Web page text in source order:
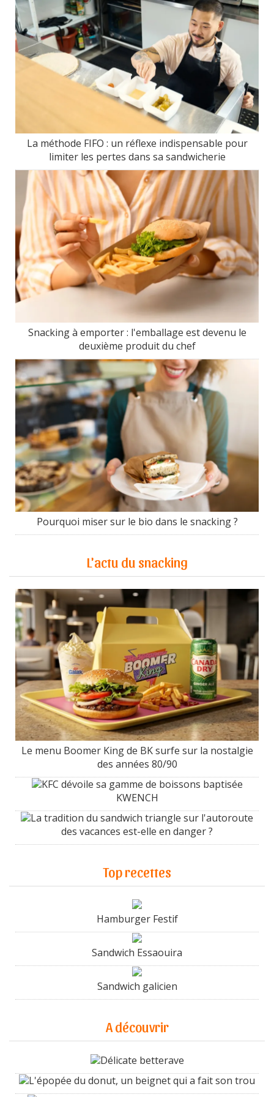
La méthode FIFO : un réflexe indispensable pour
limiter les pertes dans sa sandwicherie
Snacking à emporter : l'emballage est devenu le
deuxième produit du chef
Pourquoi miser sur le bio dans le snacking ?
L'actu du snacking
Le menu Boomer King de BK surfe sur la nostalgie
des années 80/90
KFC dévoile sa gamme de boissons baptisée
KWENCH
La tradition du sandwich triangle sur l'autoroute
des vacances est-elle en danger ?
Top recettes
Hamburger Festif
Sandwich Essaouira
Sandwich galicien
A découvrir
Délicate betterave
L'épopée du donut, un beignet qui a fait son trou